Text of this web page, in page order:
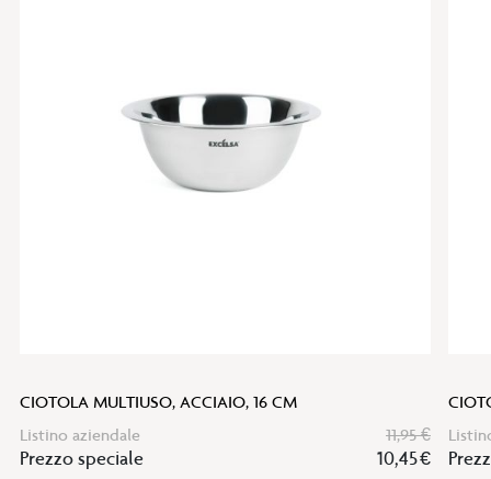
CIOTOLA MULTIUSO, ACCIAIO, 16 CM
Listino aziendale
11,95 €
Prezzo speciale 10,45 €